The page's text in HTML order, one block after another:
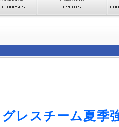
グレスチーム夏季